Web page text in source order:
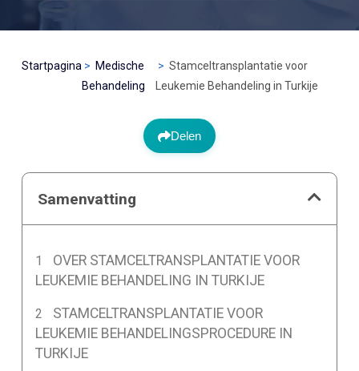
Startpagina
Medische
Behandeling
Stamceltransplantatie voor
Leukemie Behandeling in Turkije
Delen
Samenvatting
OVER STAMCELTRANSPLANTATIE VOOR
LEUKEMIE BEHANDELING IN TURKIJE
STAMCELTRANSPLANTATIE VOOR
LEUKEMIE BEHANDELINGSPROCEDURE IN
TURKIJE